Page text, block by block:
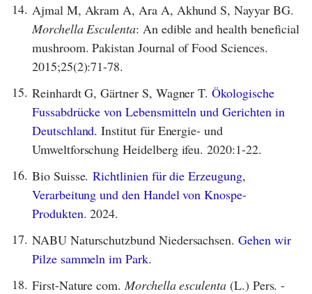
14. Ajmal M, Akram A, Ara A, Akhund S, Nayyar BG.
Morchella Esculenta: An edible and health beneficial
mushroom. Pakistan Journal of Food Sciences.
2015;25(2):71-78.
15. Reinhardt G, Gärtner S, Wagner T.Ökologische
Fussabdrücke von Lebensmitteln und Gerichten in
Deutschland. Institut für Energie- und
Umweltforschung Heidelberg ifeu. 2020:1-22.
16. Bio Suisse.Richtlinien für die Erzeugung,
Verarbeitung und den Handel von Knospe-
Produkten. 2024.
17. NABU Naturschutzbund Niedersachsen.Gehen wir
Pilze sammeln im Park.
18. First-Nature com. Morchella esculenta (L.) Pers. -